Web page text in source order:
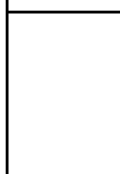
Ширина: 50,2 см